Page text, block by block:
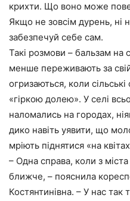
крихти. Що воно може
Якщо не зовсім дурень, ні
забезпечуй себе сам.
Такі розмови – бальзам
менше переживають за
огризаються, коли сільські
«гіркою долею». У селі
наломались на городах,
дико навіть уявити, що
мріють піднятися «на
– Одна справа, коли з
ближче, – пояснила
Костянтинівна. – У нас